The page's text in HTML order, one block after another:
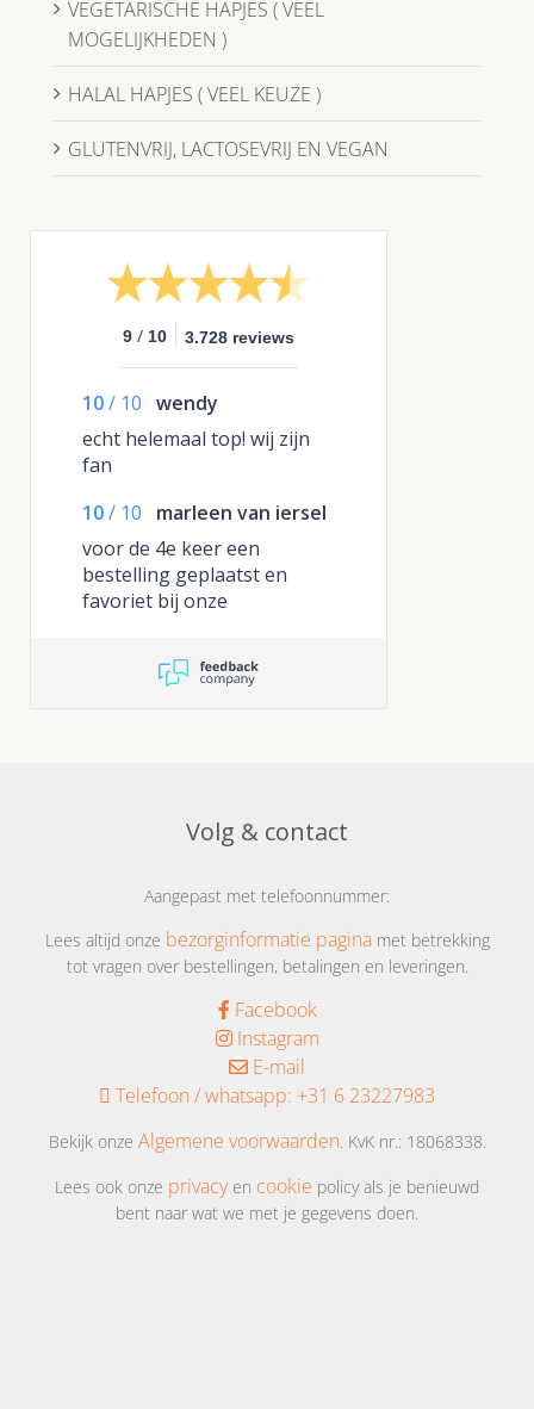
VEGETARISCHE HAPJES ( VEEL
MOGELIJKHEDEN )
HALAL HAPJES ( VEEL KEUZE )
GLUTENVRIJ, LACTOSEVRIJ EN VEGAN
9 / 10 3.728 reviews
10/ 10 wendy
echt helemaal top! wij zijn
fan
10/ 10
marleen van iersel
voor de 4e keer een
bestelling geplaatst en
favoriet bij onze
opgemaakt op mooie
kartonnen trays die je direct
Volg & contact
Aangepast met telefoonnummer:
Lees altijd onze bezorginformatie paginamet betrekking
tot vragen over bestellingen, betalingen en leveringen.
Facebook
Instagram
E-mail
Telefoon / whatsapp: +31 6 23227983
Bekijk onze Algemene voorwaarden. KvK nr.: 18068338.
Lees ook onze privacyen cookie policy als je benieuwd
bent naar wat we met je gegevens doen.